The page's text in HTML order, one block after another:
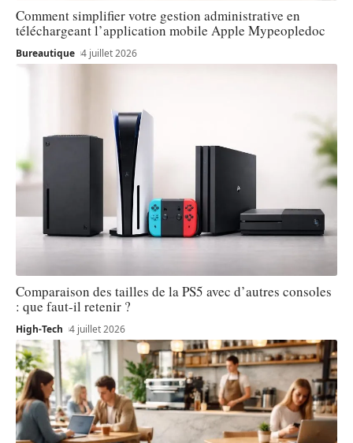
Comment simplifier votre gestion administrative en
téléchargeant l’application mobile Apple Mypeopledoc
Bureautique 4 juillet 2026
Comparaison des tailles de la PS5 avec d’autres consoles
: que faut-il retenir ?
High-Tech 4 juillet 2026